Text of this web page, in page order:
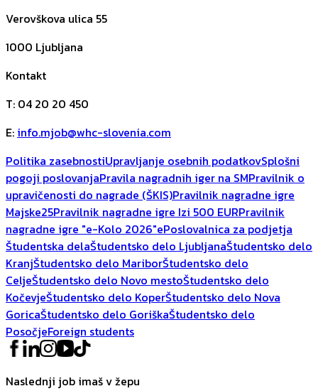
Verovškova ulica 55
1000 Ljubljana
Kontakt
T: 04 20 20 450
E: info.mjob@whc-slovenia.com
Politika zasebnostiUpravljanje osebnih podatkovSplošni
pogoji poslovanjaPravila nagradnih iger na SMPravilnik o
upravičenosti do nagrade (ŠKIS)Pravilnik nagradne igre
Majske25Pravilnik nagradne igre Izi 500 EURPravilnik
nagradne igre "e-Kolo 2026"ePoslovalnica za podjetja
Študentska delaŠtudentsko delo LjubljanaŠtudentsko delo
KranjŠtudentsko delo MariborŠtudentsko delo
CeljeŠtudentsko delo Novo mestoŠtudentsko delo
KočevjeŠtudentsko delo KoperŠtudentsko delo Nova
GoricaŠtudentsko delo GoriškaŠtudentsko delo
PosočjeForeign students
Naslednji job imaš v žepu